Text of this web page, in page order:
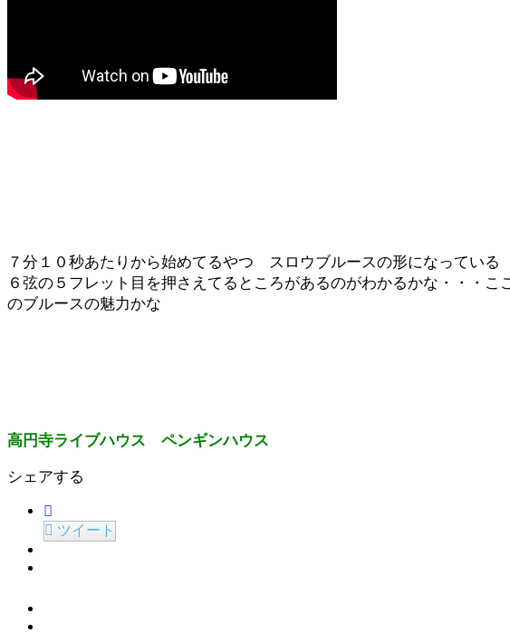
７分１０秒あたりから始めてるやつ スロウブルースの形になってい
６弦の５フレット目を押さえてるところがあるのがわかるかな・・・
のブルースの魅力かな
高円寺ライブハウス ペンギンハウス
シェアする
ツイート